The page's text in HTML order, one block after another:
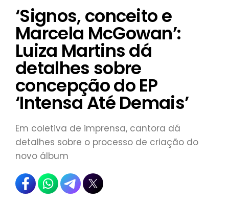
‘Signos, conceito e
Marcela McGowan’:
Luiza Martins dá
detalhes sobre
concepção do EP
‘Intensa Até Demais’
Em coletiva de imprensa, cantora dá
detalhes sobre o processo de criação do
novo álbum